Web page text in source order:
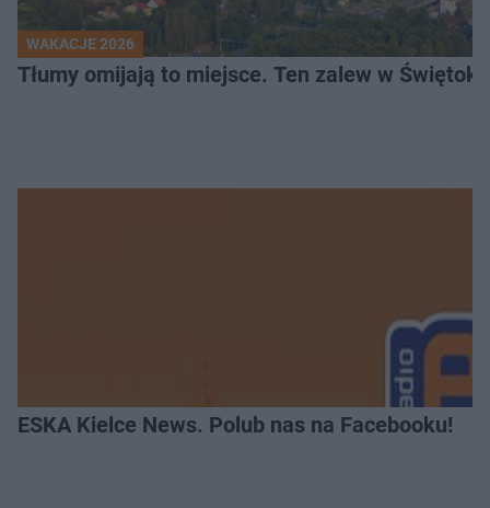
WAKACJE 2026
Tłumy omijają to miejsce. Ten zalew w
ESKA Kielce News. Polub nas na Facebooku!